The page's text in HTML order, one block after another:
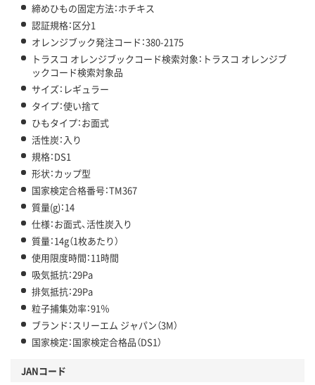
締めひもの固定方法：ホチキス
認証規格：区分1
オレンジブック発注コード：380-2175
トラスコ オレンジブックコード検索対象：トラスコ オレンジブ
ックコード検索対象品
サイズ：レギュラー
タイプ：使い捨て
ひもタイプ：お面式
活性炭：入り
規格：DS1
形状：カップ型
国家検定合格番号：TM367
質量(g)：14
仕様：お面式、活性炭入り
質量：14g（1枚あたり）
使用限度時間：11時間
吸気抵抗：29Pa
排気抵抗：29Pa
粒子捕集効率：91％
ブランド：スリーエム ジャパン（3M）
国家検定：国家検定合格品（DS1）
JANコード